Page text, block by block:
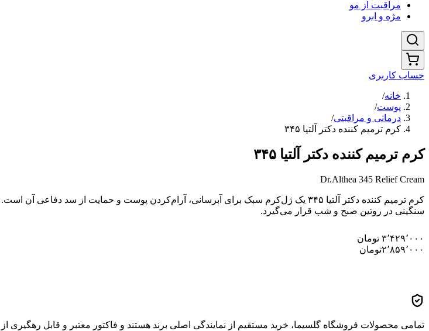
مراقبت از مو
مژه و ابرو
حساب کاربری
خانه/
پوست/
درمانی و مراقبتی/
کرم ترمیم کننده دکتر آلتیا ۳۴۵
کرم ترمیم کننده دکتر آلتیا ۳۴۵
Dr.Althea 345 Relief Cream
کرم ترمیم کننده دکتر آلتیا ۳۴۵ یک ژل‌کرم سبک برای آبرسانی، آرام‌کردن پوست و
سنگینی در روتین صبح و شب قرار می‌گیرد.
۳٬۴۲۹٬۰۰۰ تومان
۲٬۸۵۹٬۰۰۰تومان
تمامی محصولات فروشگاه گلسیما، خرید مستقیم از نمایندگی اصلی برند هستند و فاکتور معتبر و قابل رهگیری از